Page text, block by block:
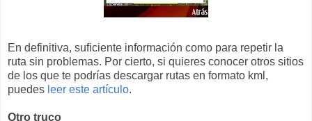
En definitiva, suficiente información como para repetir la
ruta sin problemas. Por cierto, si quieres conocer otros sitios
de los que te podrías descargar rutas en formato kml,
puedes leer este artículo.
Otro truco